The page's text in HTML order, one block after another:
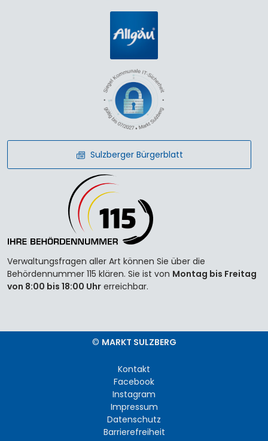
Sulzberger Bürgerblatt
Verwaltungsfragen aller Art können Sie über die
Behördennummer 115 klären. Sie ist von Montag bis Freitag
von 8:00 bis 18:00 Uhr erreichbar.
© MARKT SULZBERG
Kontakt
Facebook
Instagram
Impressum
Datenschutz
Barrierefreiheit